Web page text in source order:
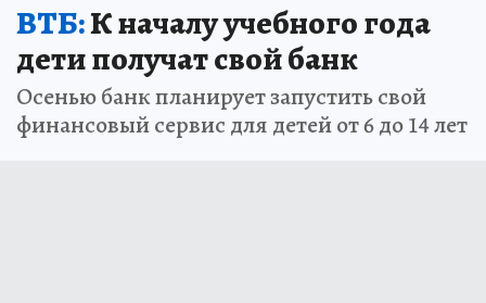
ВТБ:К началу учебного года
дети получат свой банк
Осенью банк планирует запустить свой
финансовый сервис для детей от 6 до 14 лет